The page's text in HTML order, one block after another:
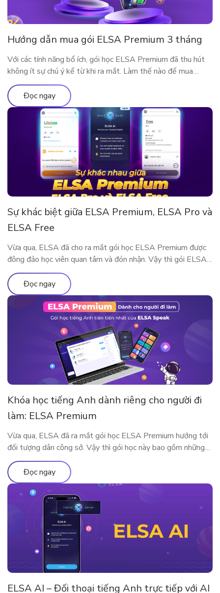
Hướng dẫn mua gói ELSA Premium 3 tháng
Với các tính năng bổ ích, gói học ELSA Premium đã thu hút
không ít sự chú ý kể từ khi ra mắt. Làm thế nào để mua
ELSA Premium 3 tháng?
Đọc ngay
Sự khác biệt giữa ELSA Premium, ELSA Pro và
ELSA Free
Vừa qua, ELSA đã cho ra mắt gói học ELSA Premium được
đông đảo học viên quan tâm và đón nhận. Vậy thì gói ELSA
Premium có gì khác so với ELSA Pro và ELSA Free? Hãy
cùng tìm hiểu qua bài viết này nhé!
Đọc ngay
Khóa học tiếng Anh dành riêng cho người đi
làm: ELSA Premium
Vừa qua, ELSA đã ra mắt gói học ELSA Premium hướng tới
đối tượng dân công sở. Vậy thì gói học này bao gồm những
gì? Vì sao ELSA Premium lại phù hợp với người đi làm? Hãy
cùng tìm hiểu qua bài viết sau nhé!
Đọc ngay
ELSA AI – Đối thoại tiếng Anh trực tiếp với AI